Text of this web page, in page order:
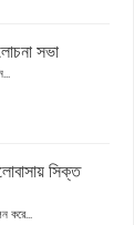
সভা
সিক্ত
করে...